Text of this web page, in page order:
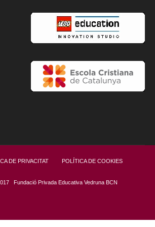
DE PRIVACITAT POLÍTICA DE COOKIES
Fundació Privada Educativa Vedruna BCN